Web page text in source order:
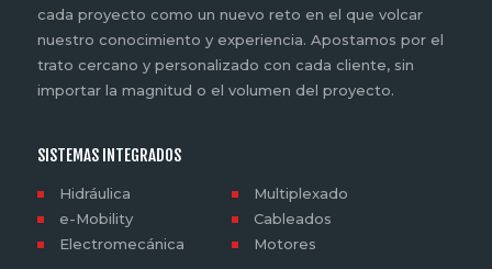
cada proyecto como un nuevo reto en el que volcar
nuestro conocimiento y experiencia. Apostamos por el
trato cercano y personalizado con cada cliente, sin
importar la magnitud o el volumen del proyecto.
SISTEMAS INTEGRADOS
Hidráulica
Multiplexado
e-Mobility
Cableados
Electromecánica
Motores